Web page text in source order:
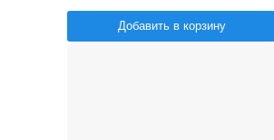
Добавить в корзину